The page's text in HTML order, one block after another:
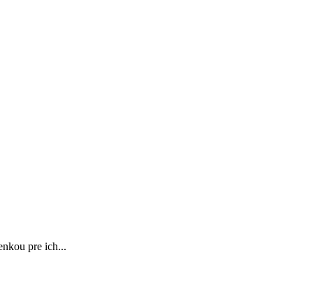
pre ich...